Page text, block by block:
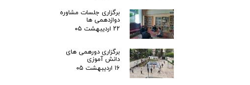
برگزاری جلسات مشاوره
دوازدهمی ها
۲۲ اردیبهشت ۰۵
برگزاری دورهمی های
دانش آموزی
۱۶ اردیبهشت ۰۵